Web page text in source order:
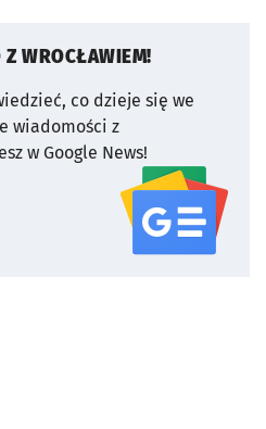
Z WROCŁAWIEM!
co dzieje się we
wiadomości z
w Google News!
serwisu